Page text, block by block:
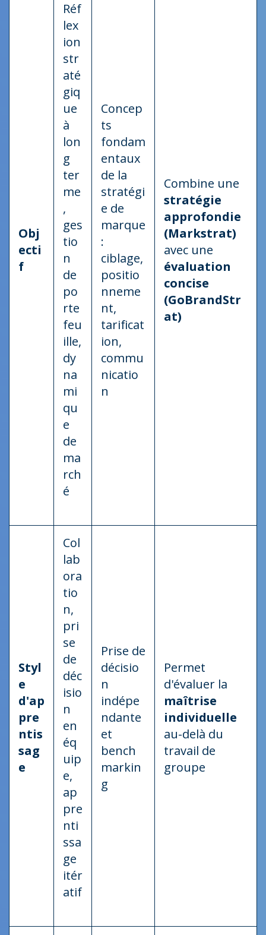
Obj
ecti
f
Réf
lex
ion
str
até
giq
ue
à
lon
g
ter
me
,
ges
tio
n
de
po
rte
feu
ille,
dy
na
mi
qu
e
de
ma
rch
é
Concep
ts
fondam
entaux
de la
stratégi
e de
marque
:
ciblage,
positio
nneme
nt,
tarificat
ion,
commu
nicatio
n
Combine une
stratégie
approfondie
(Markstrat)
avec une
évaluation
concise
(GoBrandStr
at)
Styl
e
d'ap
pre
ntis
sag
e
Col
lab
ora
tio
n,
pri
se
de
déc
isio
n
en
éq
uip
e,
ap
pre
nti
ssa
ge
itér
atif
Prise de
décisio
n
indépe
ndante
et
bench
markin
g
Permet
d'évaluer la
maîtrise
individuelle
au-delà du
travail de
groupe